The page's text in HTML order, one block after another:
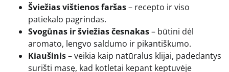
Šviežias vištienos faršas– recepto ir viso
patiekalo pagrindas.
Svogūnas ir šviežias česnakas– būtini dėl
aromato, lengvo saldumo ir pikantiškumo.
Kiaušinis– veikia kaip natūralus klijai, padedantys
surišti masę, kad kotletai kepant keptuvėje